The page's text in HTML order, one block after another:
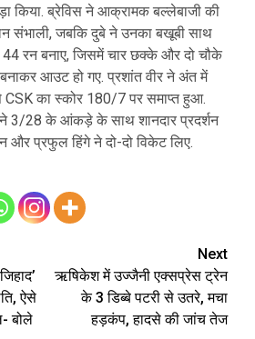
किया. ब्रेविस ने आक्रामक बल्लेबाजी की
संभाली, जबकि दुबे ने उनका बखूबी साथ
44 रन बनाए, जिसमें चार छक्के और दो चौके
आउट हो गए. प्रशांत वीर ने अंत में
का स्कोर 180/7 पर समाप्त हुआ.
3/28 के आंकड़े के साथ शानदार प्रदर्शन
और प्रफुल हिंगे ने दो-दो विकेट लिए.
ऐसे
बोले
Next
ऋषिकेश में उज्जैनी एक्सप्रेस ट्रेन
के 3 डिब्बे पटरी से उतरे, मचा
हड़कंप, हादसे की जांच तेज